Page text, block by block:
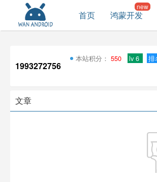
首页 鸿蒙开发
1993272756
本站积分： 550 lv 6 排
文章